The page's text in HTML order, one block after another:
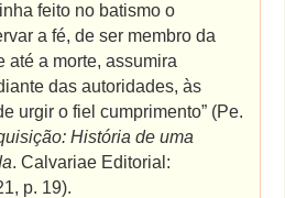
feito no batismo o
a fé, de ser membro da
até a morte, assumira
das autoridades, às
urgir o fiel cumprimento” (Pe.
História de uma
. Calvariae Editorial:
p. 19).